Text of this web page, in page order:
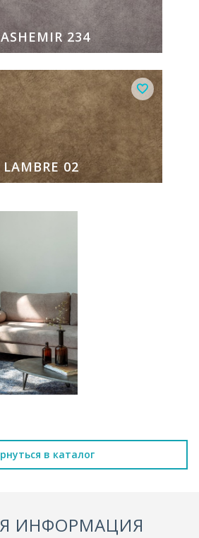
234
LAMBRE 02
в каталог
ИНФОРМАЦИЯ